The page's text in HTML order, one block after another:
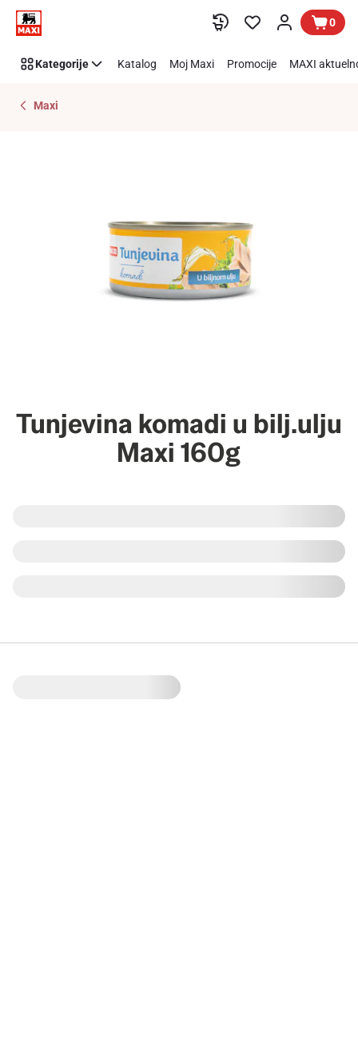
Preskoči link 0
Kategorije Katalog Moj Maxi Promocije MAXI
Maxi
Tunjevina komadi u bilj.ulju
Maxi 160g